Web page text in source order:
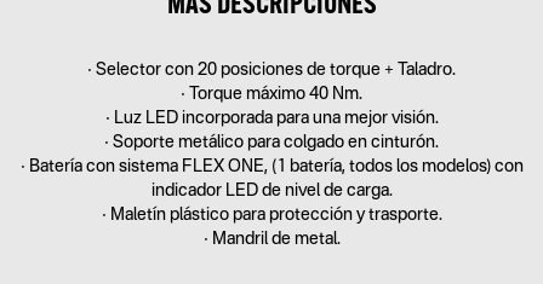
• Selector con 20 posiciones de torque + Taladro.
• Torque máximo 40 Nm.
• Luz LED incorporada para una mejor visión.
• Soporte metálico para colgado en cinturón.
• Batería con sistema FLEX ONE, (1 batería, todos los modelos) con
indicador LED de nivel de carga.
• Maletín plástico para protección y trasporte.
• Mandril de metal.